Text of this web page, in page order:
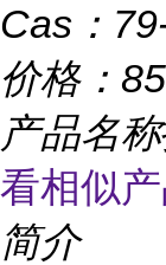
Cas：
价格：
产品名称
看相似
简介